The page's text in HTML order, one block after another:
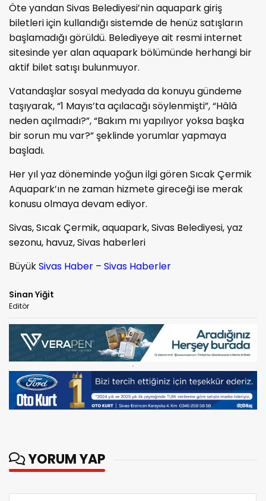
Öte yandan Sivas Belediyesi’nin aquapark giriş
biletleri için kullandığı sistemde de henüz satışların
başlamadığı görüldü. Belediyeye ait resmi internet
sitesinde yer alan aquapark bölümünde herhangi bir
aktif bilet satışı bulunmuyor.
Vatandaşlar sosyal medyada da konuyu gündeme
taşıyarak, “1 Mayıs’ta açılacağı söylenmişti”, “Hâlâ
neden açılmadı?”, “Bakım mı yapılıyor yoksa başka
bir sorun mu var?” şeklinde yorumlar yapmaya
başladı.
Her yıl yaz döneminde yoğun ilgi gören Sıcak Çermik
Aquapark’ın ne zaman hizmete gireceği ise merak
konusu olmaya devam ediyor.
Sivas, Sıcak Çermik, aquapark, Sivas Belediyesi, yaz
sezonu, havuz, Sivas haberleri
BüyükSivas Haber – Sivas Haberler
Sinan Yiğit
Editör
YORUM YAP